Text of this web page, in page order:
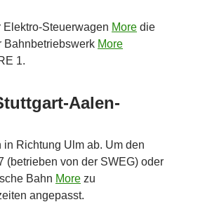
Elektro-Steuerwagen More die
Bahnbetriebswerk More
1.
Aalen-
Richtung Ulm ab. Um den
(betrieben von der SWEG) oder
Bahn More zu
angepasst.